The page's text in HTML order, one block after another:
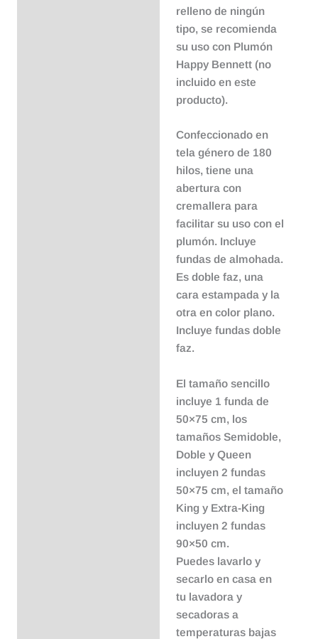
relleno de ningún
tipo, se recomienda
su uso con Plumón
Happy Bennett (no
incluido en este
producto).
Confeccionado en
tela género de 180
hilos, tiene una
abertura con
cremallera para
facilitar su uso con el
plumón. Incluye
fundas de almohada.
Es doble faz, una
cara estampada y la
otra en color plano.
Incluye fundas doble
faz.
El tamaño sencillo
incluye 1 funda de
50×75 cm, los
tamaños Semidoble,
Doble y Queen
incluyen 2 fundas
50×75 cm, el tamaño
King y Extra-King
incluyen 2 fundas
90×50 cm.
Puedes lavarlo y
secarlo en casa en
tu lavadora y
secadoras a
temperaturas bajas